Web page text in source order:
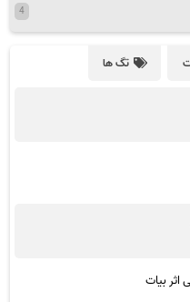
4
تگ ها
اثر بیات